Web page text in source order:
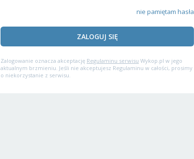
nie pamiętam hasła
ZALOGUJ SIĘ
Zalogowanie oznacza akceptację Regulaminu serwisu Wykop.pl w jego
aktualnym brzmieniu. Jeśli nie akceptujesz Regulaminu w całości, prosimy
o niekorzystanie z serwisu.